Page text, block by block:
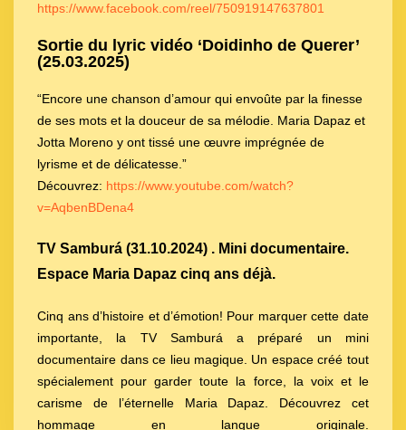
https://www.facebook.com/reel/750919147637801
Sortie du lyric vidéo ‘Doidinho de Querer’
(25.03.2025)
“Encore une chanson d’amour qui envoûte par la finesse
de ses mots et la douceur de sa mélodie. Maria Dapaz et
Jotta Moreno y ont tissé une œuvre imprégnée de
lyrisme et de délicatesse.”
Découvrez: https://www.youtube.com/watch?
v=AqbenBDena4
TV Samburá (31.10.2024) . Mini documentaire.
Espace Maria Dapaz cinq ans déjà.
Cinq ans d’histoire et d’émotion! Pour marquer cette date
importante, la TV Samburá a préparé un mini
documentaire dans ce lieu magique. Un espace créé tout
spécialement pour garder toute la force, la voix et le
carisme de l’éternelle Maria Dapaz. Découvrez cet
hommage en langue originale.